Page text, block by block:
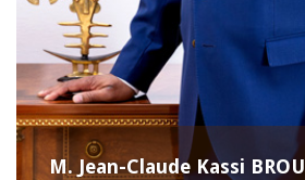
M. Jean-Claude Kassi BROU